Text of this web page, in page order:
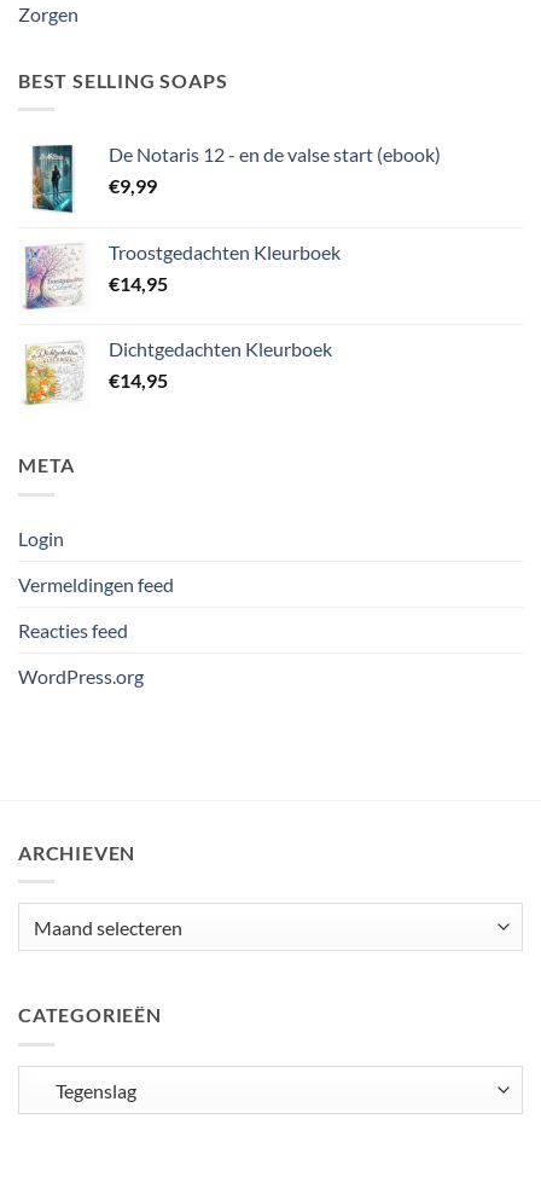
Zorgen
BEST SELLING SOAPS
De Notaris 12 - en de valse start (ebook)
€9,99
Troostgedachten Kleurboek
€14,95
Dichtgedachten Kleurboek
€14,95
META
Login
Vermeldingen feed
Reacties feed
WordPress.org
ARCHIEVEN
CATEGORIEËN